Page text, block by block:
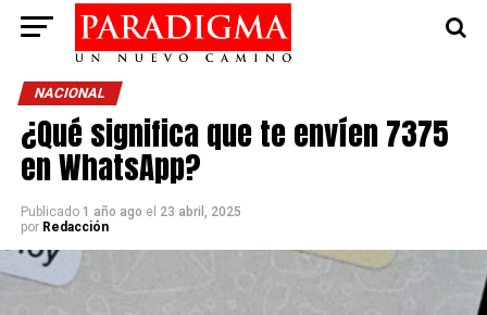
NACIONAL
¿Qué significa que te envíen 7375
en WhatsApp?
Publicado 1 año ago el 23 abril, 2025
por Redacción